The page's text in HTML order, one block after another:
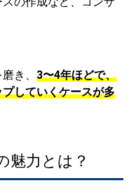
き、 3〜4年ほどで、
していくケースが多
魅力とは？